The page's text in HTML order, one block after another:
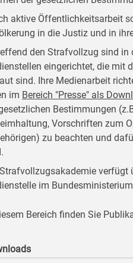
aktive Öffentlichkeitsarbeit
in die Justiz und in
den Strafvollzug sind
eingerichtet, die mit
sind. Ihre Medienarbeit
im Bereich "Presse" als
Bestimmungen
Vorschriften zum
zu beachten und
verfügt
im
Bereich finden Sie